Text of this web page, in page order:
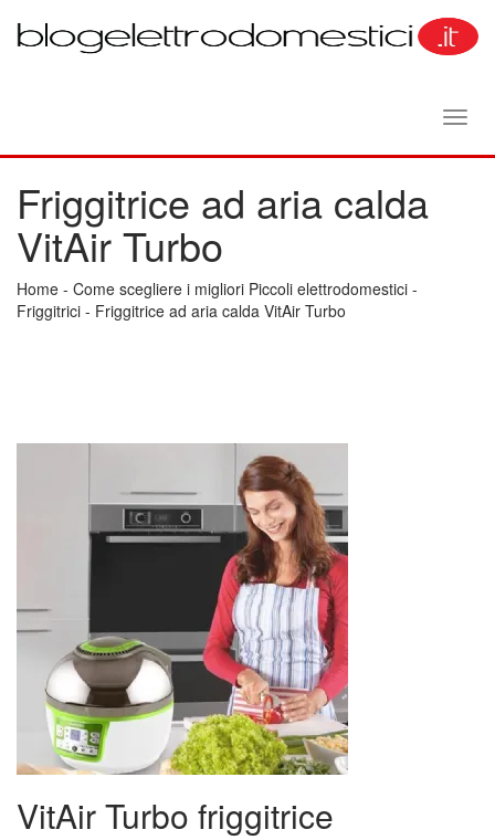
Friggitrice ad aria calda
VitAir Turbo
Home - Come scegliere i migliori Piccoli elettrodomestici -
Friggitrici - Friggitrice ad aria calda VitAir Turbo
VitAir Turbo friggitrice